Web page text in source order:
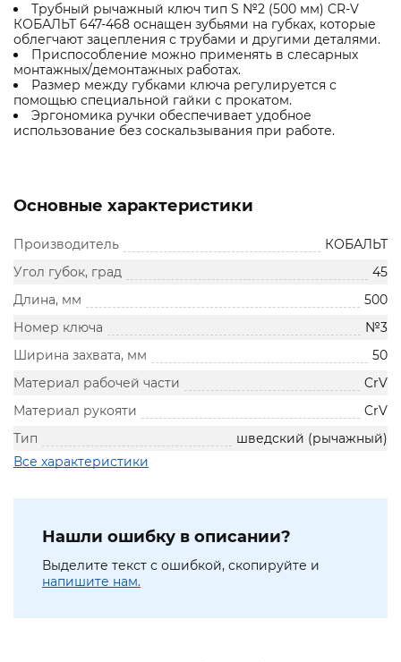
Трубный рычажный ключ тип S №2 (500 мм) CR-V
КОБАЛЬТ 647-468 оснащен зубьями на губках, которые
облегчают зацепления с трубами и другими деталями.
Приспособление можно применять в слесарных
монтажных/демонтажных работах.
Размер между губками ключа регулируется с
помощью специальной гайки с прокатом.
Эргономика ручки обеспечивает удобное
использование без соскальзывания при работе.
Основные характеристики
Производитель
КОБАЛЬТ
Угол губок, град
45
Длина, мм
500
Номер ключа
№3
Ширина захвата, мм
50
Материал рабочей части
CrV
Материал рукояти
CrV
Тип
шведский (рычажный)
Все характеристики
Нашли ошибку в описании?
Выделите текст с ошибкой, скопируйте и
напишите нам.